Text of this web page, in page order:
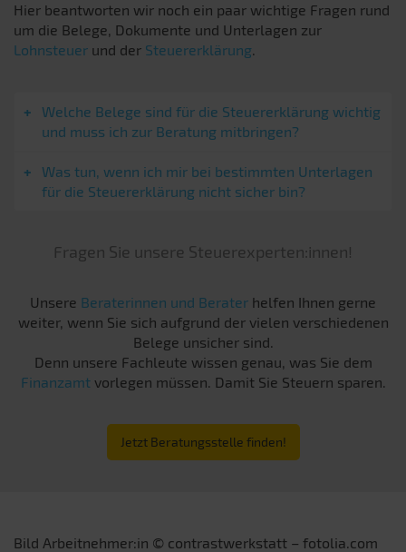
Hier beantworten wir noch ein paar wichtige Fragen rund
um die Belege, Dokumente und Unterlagen zur
Lohnsteuer und der Steuererklärung.
Welche Belege sind für die Steuererklärung wichtig
und muss ich zur Beratung mitbringen?
Was tun, wenn ich mir bei bestimmten Unterlagen
für die Steuererklärung nicht sicher bin?
Fragen Sie unsere Steuerexperten:innen!
Unsere Beraterinnen und Berater helfen Ihnen gerne
weiter, wenn Sie sich aufgrund der vielen verschiedenen
Belege unsicher sind.
Denn unsere Fachleute wissen genau, was Sie dem
Finanzamtvorlegen müssen. Damit Sie Steuern sparen.
Jetzt Beratungsstelle finden!
Bild Arbeitnehmer:in © contrastwerkstatt – fotolia.com